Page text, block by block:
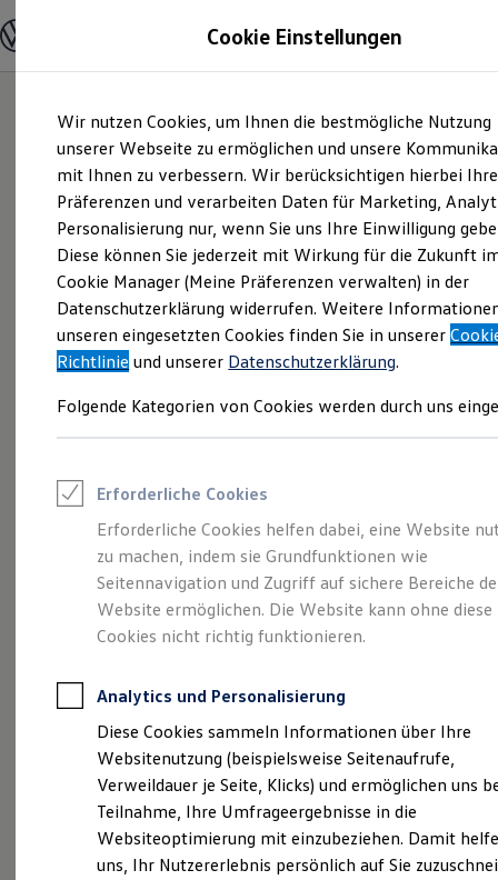
Hauptinhalt
springen
Footer
springen
Modelle und Konfigurator
Modelle vergleichen
Elektroautos
ENERGY Sondermodelle
Nutzfahrzeuge
SUV und CUV
Familienautos
Kombis
Kompaktwagen
Sportwagen
Schnell verfügbare Fahrzeuge
Angebote und Produkte
Aktuelle Angebote
E-Auto-Förderung
Volkswagen Marktplatz
Junge Gebrauchtwagen und Gebrauchtwagen
Saisonangebote
Leasing
Leasing-Angebote
Gebrauchtwagen Leasing
Junge Gebrauchtwagen-Leasing
Elektroauto Leasing
Kleinwagen-Leasing
Leasing ohne Anzahlung
Autokredit mit Schlussrate
Versicherungen und Garantien
Kfz-Versicherung
Restschuldversicherungen
Garantien
Wartungsverträge
Geschäftskunden
Professional Class bei Volkswagen
Großkunden
Behörden
Sportlich. Flexibel.
Komfortabel.
Entdecken Sie den
T‑Roc!
Cookie Einstellungen
Wir nutzen Cookies, um Ihnen die bestmögliche Nutzung
unserer Webseite zu ermöglichen und unsere
mit Ihnen zu verbessern. Wir berücksichtigen hierbei Ihre
Präferenzen und verarbeiten Daten für Marketing,
Personalisierung nur, wenn Sie uns Ihre Einwilligung
Diese können Sie jederzeit mit Wirkung für die Zukunft
Cookie Manager (Meine Präferenzen verwalten) in der
Datenschutzerklärung widerrufen. Weitere
unseren eingesetzten Cookies finden Sie in unserer
Richtlinie und unserer Datenschutzerklärung.
Folgende Kategorien von Cookies werden durch uns
Erforderliche Cookies
Erforderliche Cookies helfen dabei, eine Website
zu machen, indem sie Grundfunktionen wie
Seitennavigation und Zugriff auf sichere Bereiche
Website ermöglichen. Die Website kann ohne diese
Cookies nicht richtig funktionieren.
Analytics und Personalisierung
Diese Cookies sammeln Informationen über Ihre
Websitenutzung (beispielsweise Seitenaufrufe,
Verweildauer je Seite, Klicks) und ermöglichen uns
Teilnahme, Ihre Umfrageergebnisse in die
Websiteoptimierung mit einzubeziehen. Damit
uns, Ihr Nutzererlebnis persönlich auf Sie